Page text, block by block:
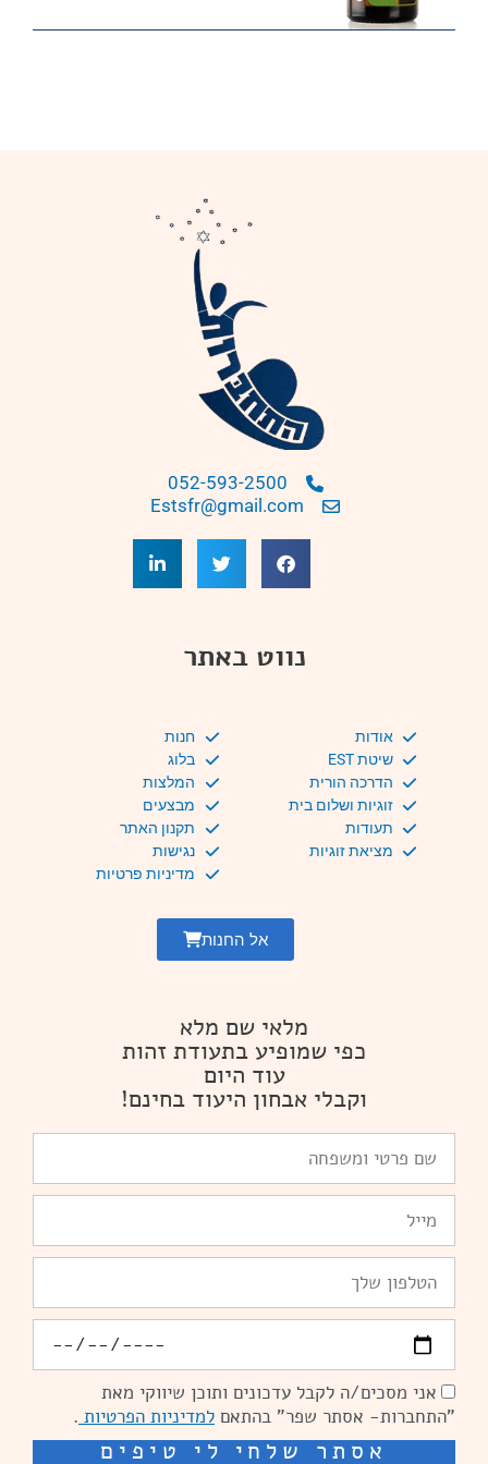
052-593-2500
Estsfr@gmail.com
נווט באתר
אודות
שיטת EST
הדרכה הורית
זוגיות ושלום בית
תעודות
מציאת זוגיות
חנות
בלוג
המלצות
מבצעים
תקנון האתר
נגישות
מדיניות פרטיות
אל החנות
מלאי שם מלא
כפי שמופיע בתעודת זהות
עוד היום
וקבלי אבחון היעוד בחינם!
פרטי
ומשפחה
הסכמהאני מסכים/ה לקבל עדכונים ותוכן שיווקי מאת
"התחברות- אסתר שפר" בהתאם למדיניות הפרטיות .
אסתר שלחי לי טיפים